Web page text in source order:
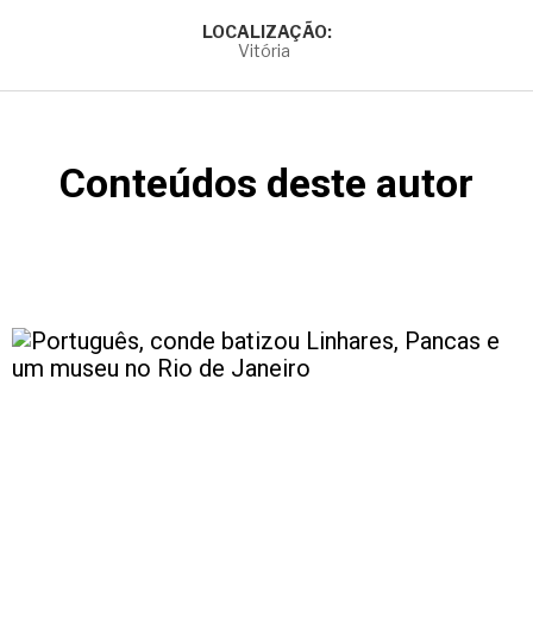
LOCALIZAÇÃO:
Vitória
Conteúdos deste autor